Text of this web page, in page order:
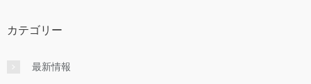
カテゴリー
最新情報